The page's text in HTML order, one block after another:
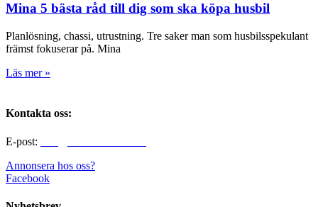
Mina 5 bästa råd till dig som ska köpa husbil
Planlösning, chassi, utrustning. Tre saker man som husbilsspekulant
främst fokuserar på. Mina
Läs mer »
Kontakta oss:
E-post:
Annonsera hos oss?
Facebook